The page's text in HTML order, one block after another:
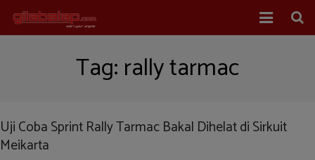
About Us
Tag: rally tarmac
Uji Coba Sprint Rally Tarmac Bakal Dihelat di Sirkuit
Meikarta